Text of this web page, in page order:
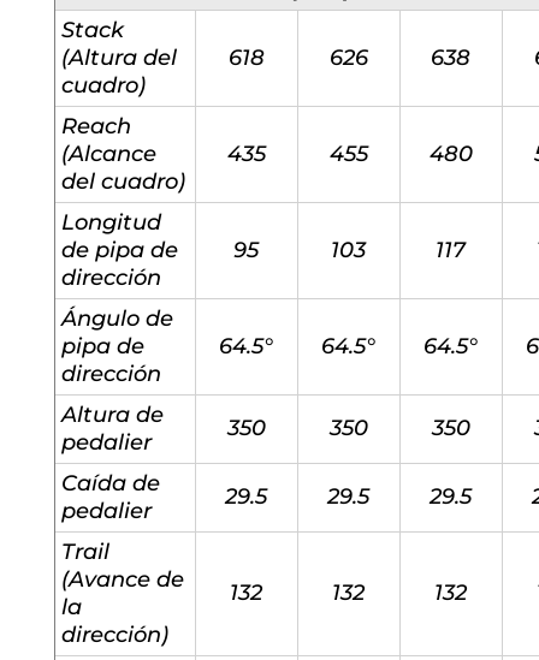
Stack
(Altura del
cuadro)
618 626 638
Reach
(Alcance
del cuadro)
435 455 480
Longitud
de pipa de
dirección
95 103 117
Ángulo de
pipa de
dirección
64.5° 64.5° 64.5°
Altura de
pedalier
350 350 350
Caída de
pedalier
29.5 29.5 29.5
Trail
(Avance de
la
dirección)
132 132 132